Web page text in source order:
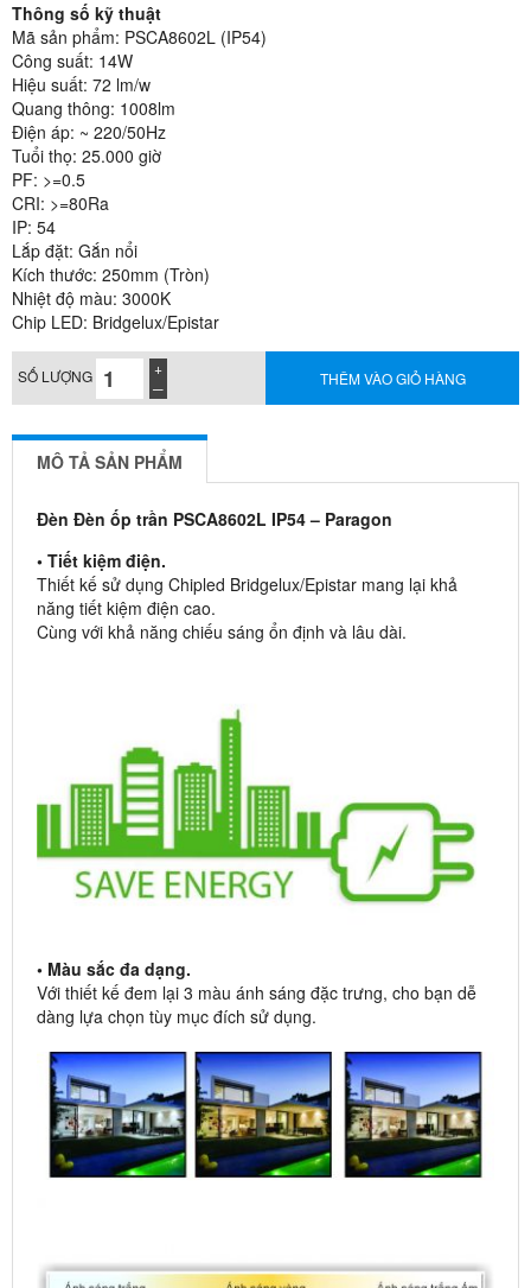
Thông số kỹ thuật
Mã sản phẩm: PSCA8602L (IP54)
Công suất: 14W
Hiệu suất: 72 lm/w
Quang thông: 1008lm
Điện áp: ~ 220/50Hz
Tuổi thọ: 25.000 giờ
PF: >=0.5
CRI: >=80Ra
IP: 54
Lắp đặt: Gắn nổi
Kích thước: 250mm (Tròn)
Nhiệt độ màu: 3000K
Chip LED: Bridgelux/Epistar
SỐ LƯỢNG THÊM VÀO GIỎ HÀNG
MÔ TẢ SẢN PHẨM
Đèn Đèn ốp trần PSCA8602L IP54 – Paragon
• Tiết kiệm điện.
Thiết kế sử dụng Chipled Bridgelux/Epistar mang lại khả
năng tiết kiệm điện cao.
Cùng với khả năng chiếu sáng ổn định và lâu dài.
• Màu sắc đa dạng.
Với thiết kế đem lại 3 màu ánh sáng đặc trưng, cho bạn dễ
dàng lựa chọn tùy mục đích sử dụng.